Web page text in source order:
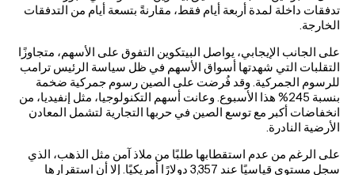
تدفقات داخلة لمدة أربعة أيام فقط، مقارنةً بتسعة أيام من التدفقات
الخارجة.
على الجانب الإيجابي، يواصل البيتكوين التفوق على الأسهم، متجاوزًا
التقلبات التي شهدتها أسواق الأسهم في ظل سياسة الرئيس ترامب
للرسوم الجمركية. وقد فُرضت على الصين رسوم جمركية ضخمة
بنسبة 245% هذا الأسبوع. وعانت أسهم التكنولوجيا، مثل إنفيديا، من
انخفاضات أكبر مع توسع الصين في حربها التجارية لتشمل المعادن
الأرضية النادرة.
على الرغم من عدم استقطابها طلبًا من ملاذ آمن مثل الذهب، الذي
سجل مستوى قياسيًا عند 3,357 دولارًا أمريكيًا. إلا أن استقرارها